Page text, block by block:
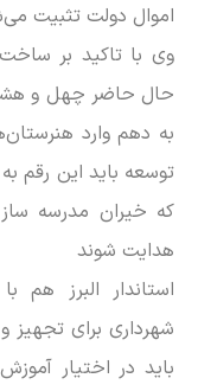
اموال دولت تثبیت
وی با تاکید بر
حال حاضر چهل و هشت
به دهم وارد
که خیران مدرسه
هدایت شوند
استاندار البرز هم
شهرداری برای
باید در اختیار